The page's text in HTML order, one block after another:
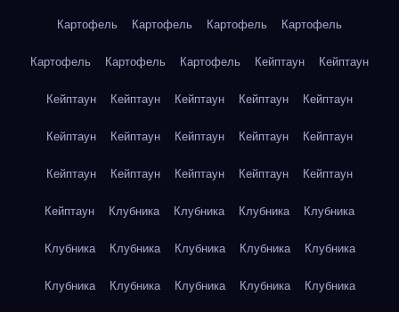
Картофель Картофель Картофель Картофель
Картофель Картофель Картофель Кейптаун Кейптаун
Кейптаун Кейптаун Кейптаун Кейптаун Кейптаун
Кейптаун Кейптаун Кейптаун Кейптаун Кейптаун
Кейптаун Кейптаун Кейптаун Кейптаун Кейптаун
Кейптаун Клубника Клубника Клубника Клубника
Клубника Клубника Клубника Клубника Клубника
Клубника Клубника Клубника Клубника Клубника